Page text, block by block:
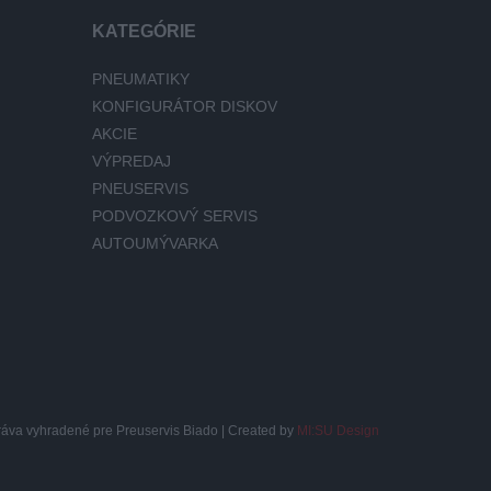
KATEGÓRIE
PNEUMATIKY
KONFIGURÁTOR DISKOV
AKCIE
VÝPREDAJ
PNEUSERVIS
PODVOZKOVÝ SERVIS
AUTOUMÝVARKA
vyhradené pre Preuservis Biado | Created by MI:SU Design